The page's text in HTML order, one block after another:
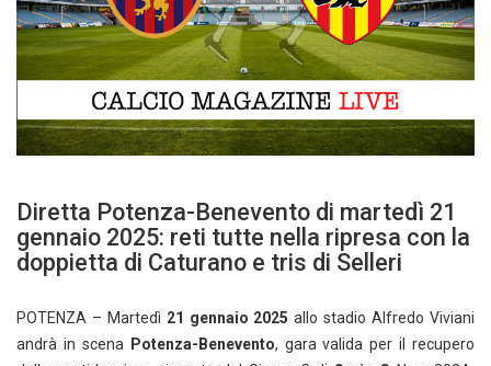
Diretta Potenza-Benevento di martedì 21
gennaio 2025: reti tutte nella ripresa con la
doppietta di Caturano e tris di Selleri
POTENZA – Martedì 21 gennaio 2025allo stadio Alfredo Viviani
andrà in scena Potenza-Benevento, gara valida per il recupero